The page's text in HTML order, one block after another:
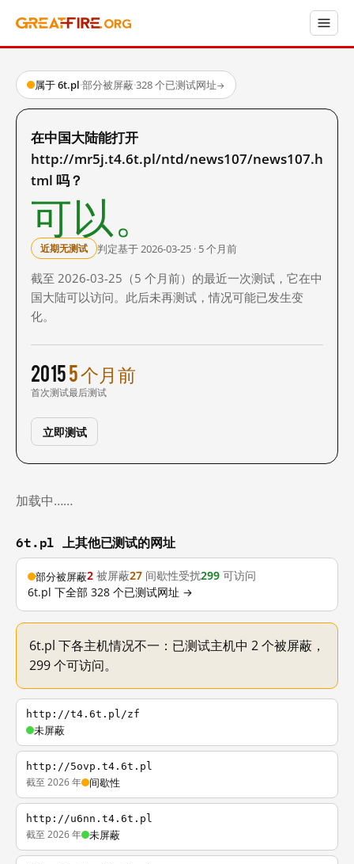
属于 6t.pl·部分被屏蔽·328 个已测试网址→
在中国大陆能打开
http://mr5j.t4.6t.pl/ntd/news107/news107.h
tml 吗？
可以。
近期无测试 判定基于 2026-03-25 · 5 个月前
截至 2026-03-25（5 个月前）的最近一次测试，它在中
国大陆可以访问。此后未再测试，情况可能已发生变
化。
2015
首次测试
5 个月前
最后测试
立即测试
加载中……
6t.pl 上其他已测试的网址
部分被屏蔽2 被屏蔽27 间歇性受扰299 可访问
6t.pl 下全部 328 个已测试网址 →
6t.pl 下各主机情况不一：已测试主机中 2 个被屏蔽，
299 个可访问。
http://t4.6t.pl/zf
未屏蔽
http://5ovp.t4.6t.pl
截至 2026 年 间歇性
http://u6nn.t4.6t.pl
截至 2026 年 未屏蔽